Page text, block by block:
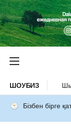
ШОУБИЗ
Бізбен бірге